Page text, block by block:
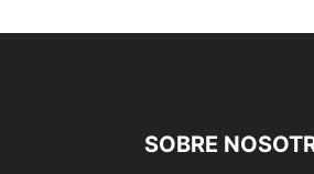
SOBRE